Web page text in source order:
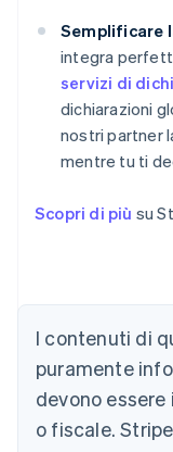
Semplificare
integra
servizi di
dichiarazioni
nostri partner
mentre tu ti
Scopri di più su
I contenuti di
puramente
devono
o fiscale.
Austria
Belgio
Nederlands
Brasile
Português English
Bulgaria